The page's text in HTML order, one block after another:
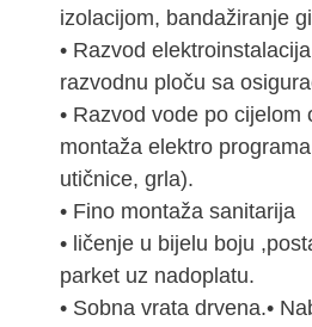
izolacijom, bandažiranje
• Razvod
razvodnu ploču sa
• Razvod vode po cijelom
montaža elektro
utičnice, grla).
• Fino montaža sanitarija
• ličenje u bijelu boju
parket uz nadoplatu.
• Sobna vrata drvena.•